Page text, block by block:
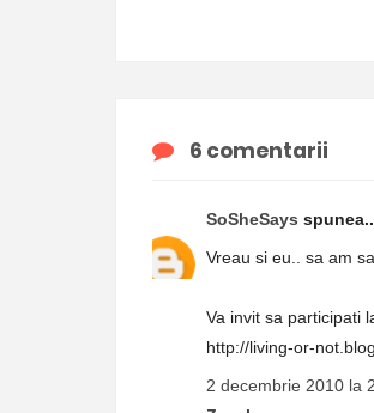
6 comentarii
SoSheSays
Vreau si eu.. sa am
Va invit sa participati
http://living-or-
2 decembrie 2010 la